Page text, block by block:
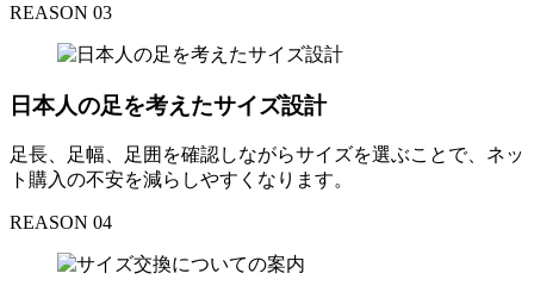
REASON 03
日本人の足を考えたサイズ設計
足長、足幅、足囲を確認しながらサイズを選ぶことで、ネッ
ト購入の不安を減らしやすくなります。
REASON 04